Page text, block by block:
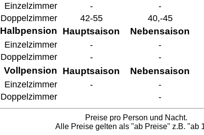
Einzelzimmer -
-
Doppelzimmer
42-55 40,-45
Halbpension Hauptsaison Nebensaison
Einzelzimmer -
-
Doppelzimmer
- -
Vollpension Hauptsaison Nebensaison
Einzelzimmer -
-
Doppelzimmer
-
Preise pro Person und Nacht.
Alle Preise gelten als "ab Preise" z.B. "ab